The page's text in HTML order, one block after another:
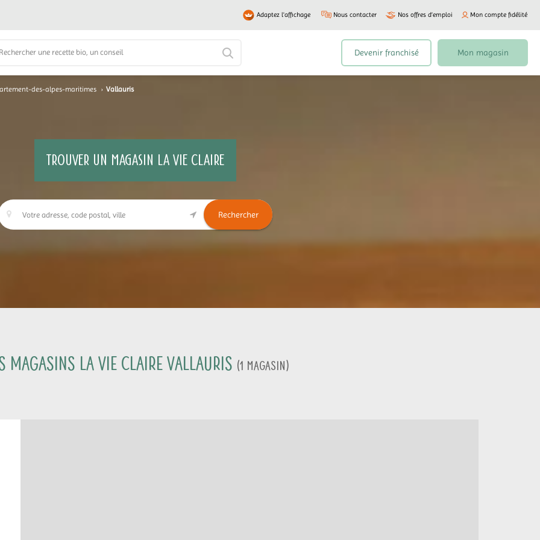
Adaptez l'affichage Nous contacter Nos offres d’emploi Mon compte fidélité
Devenir franchisé Mon magasin
des-alpes-maritimes › Vallauris
TROUVER UN MAGASIN LA VIE CLAIRE
Rechercher
magasins La Vie ClaireVallauris (1 Magasin)